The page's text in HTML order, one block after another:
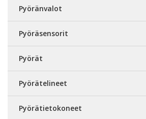
Pyöränvalot
Pyöräsensorit
Pyörät
Pyörätelineet
Pyörätietokoneet